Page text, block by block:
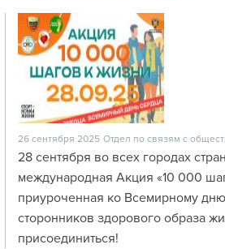
26 сентября 2025 Отдел по связям с
28 сентября во всех городах
международная Акция «10 000
приуроченная ко Всемирному
сторонников здорового образа
присоединиться!